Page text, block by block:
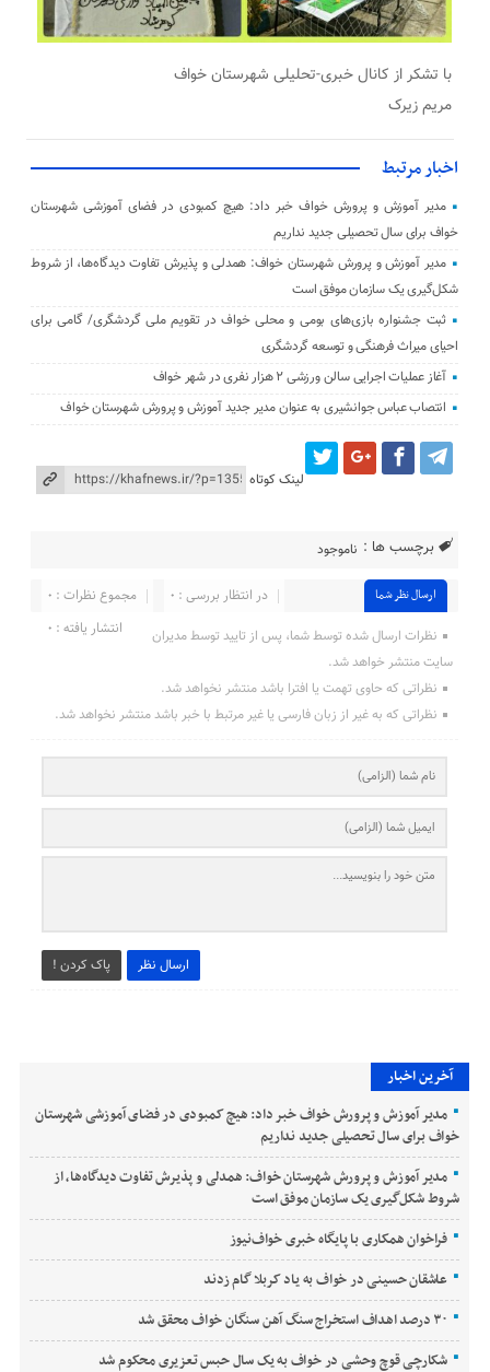
با تشکر از کانال خبری-تحلیلی شهرستان خواف
مریم زیرک
اخبار مرتبط
مدیر آموزش‌ و پرورش خواف خبر داد: هیچ کمبودی در فضای آموزشی شهرستان
خواف برای سال تحصیلی جدید نداریم
مدیر آموزش و پرورش شهرستان خواف: همدلی و پذیرش تفاوت دیدگاه‌ها، از شروط
شکل‌گیری یک سازمان موفق است
ثبت جشنواره بازی‌های بومی و محلی خواف در تقویم ملی گردشگری/ گامی برای
احیای میراث فرهنگی و توسعه گردشگری
آغاز عملیات اجرایی سالن ورزشی ۲ هزار نفری در شهر خواف
انتصاب عباس جوانشیری به عنوان مدیر جدید آموزش و پرورش شهرستان خواف
لینک کوتاه
برچسب ها : ناموجود
ارسال نظر شما مجموع نظرات : ۰
در انتظار بررسی : ۰
انتشار یافته : ۰
نظرات ارسال شده توسط شما، پس از تایید توسط مدیران
سایت منتشر خواهد شد.
نظراتی که حاوی تهمت یا افترا باشد منتشر نخواهد شد.
نظراتی که به غیر از زبان فارسی یا غیر مرتبط با خبر باشد منتشر نخواهد شد.
ارسال نظر پاک کردن !
آخرین اخبار
مدیر آموزش‌ و پرورش خواف خبر داد: هیچ کمبودی در فضای آموزشی شهرستان
خواف برای سال تحصیلی جدید نداریم
مدیر آموزش و پرورش شهرستان خواف: همدلی و پذیرش تفاوت دیدگاه‌ها، از
شروط شکل‌گیری یک سازمان موفق است
فراخوان همکاری با پایگاه خبری خواف‌نیوز
عاشقان حسینی در خواف به یاد کربلا گام زدند
۳۰ درصد اهداف استخراج سنگ آهن سنگان خواف محقق شد
شکارچی قوچ وحشی در خواف به یک سال حبس تعزیری محکوم شد